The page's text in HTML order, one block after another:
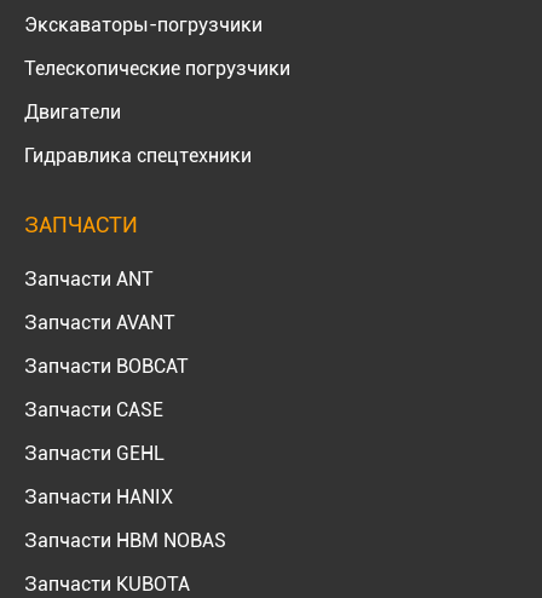
Экскаваторы-погрузчики
Телескопические погрузчики
Двигатели
Гидравлика спецтехники
ЗАПЧАСТИ
Запчасти ANT
Запчасти AVANT
Запчасти BOBCAT
Запчасти CASE
Запчасти GEHL
Запчасти HANIX
Запчасти HBM NOBAS
Запчасти KUBOTA